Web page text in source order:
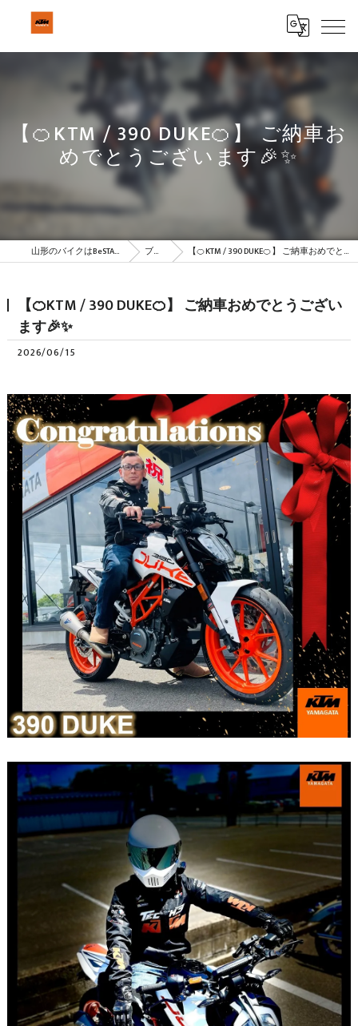
【🍊KTM / 390 DUKE🍊】 ご納車お
めでとうございます🎉✨
山形のバイクはBeSTAR株式会社 ブログ 【🍊KTM / 390 DUKE🍊】 ご納車おめでとうございます🎉✨
【🍊KTM / 390 DUKE🍊】 ご納車おめでとうござい
ます🎉✨
2026/06/15